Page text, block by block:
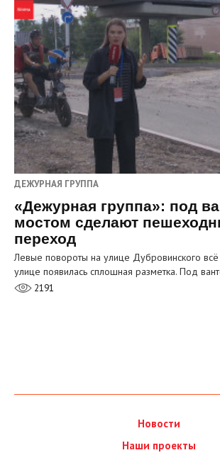
ДЕЖУРНАЯ ГРУППА
«Дежурная группа»: под
мостом сделают
переход
Левые повороты на улице Дубровинского
улице появилась сплошная разметка. Под
2191
Новости
Наши проекты